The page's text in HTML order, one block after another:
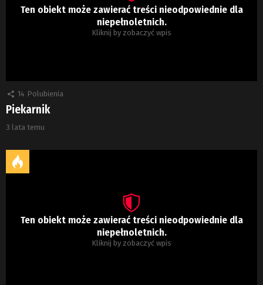
Ten obiekt może zawierać treści nieodpowiednie dla
niepełnoletnich.
Kliknij by zobaczyć wpis
14 Polubienia
Piekarnik
3 lata temu
Ten obiekt może zawierać treści nieodpowiednie dla
niepełnoletnich.
Kliknij by zobaczyć wpis